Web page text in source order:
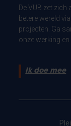
De VUB zet
betere wereld
projecten. Ga
onze werking
Ik doe mee